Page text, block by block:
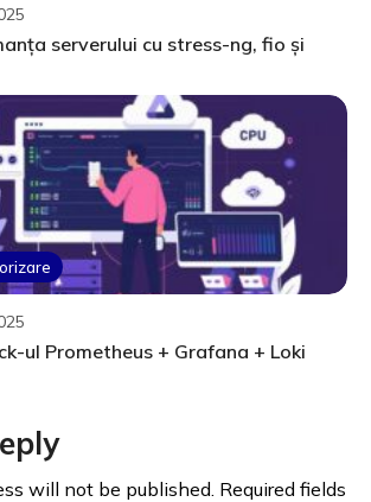
serverului cu stress-ng, fio și
ul Prometheus + Grafana + Loki
will not be published. Required fields